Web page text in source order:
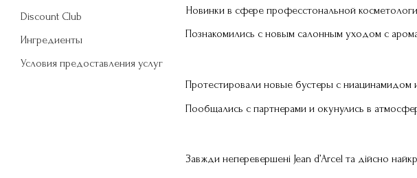
Новинки в сфере професстональной
Познакомились с новым салонным уходом с
Протестировали новые бустеры с
Пообщались с партнерами и окунулись в
Завжди неперевершені Jean d’Arcel та дійсно
Discount Club
Ингредиенты
Условия предоставления услуг